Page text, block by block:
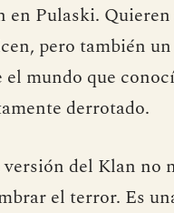
Pulaski. Quieren
pero también
mundo que
derrotado.
del Klan no
el terror. Es